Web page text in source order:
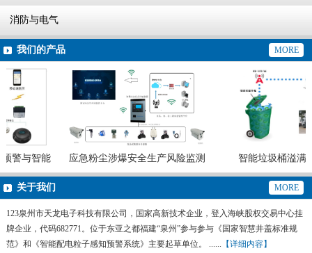
消防与电气
我们的产品 MORE
警与智能
应急粉尘涉爆安全生产风险监测
预警系统
智能垃圾桶溢满
关于我们 MORE
123泉州市天龙电子科技有限公司，国家高新技术企业，登入海峡股权交易中心挂
牌企业，代码682771。位于东亚之都福建“泉州”参与参与《国家智慧井盖标准规
范》和《智能配电粒子感知预警系统》主要起草单位。 ...... 【详细内容】